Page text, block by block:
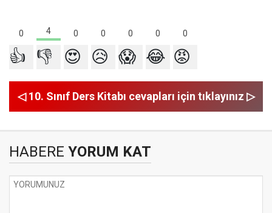
0 4 0 0 0 0 0
👍 👎 😍 😥 😱 😂 😡
◁ 10. Sınıf Ders Kitabı cevapları için tıklayınız ▷
HABERE YORUM KAT